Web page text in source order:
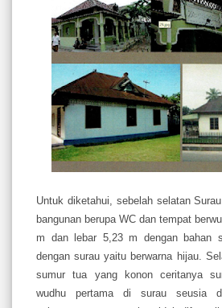
Untuk diketahui, sebelah selatan
bangunan berupa WC dan tempat
m dan lebar 5,23 m dengan bahan
dengan surau yaitu berwarna hijau.
sumur tua yang konon ceritanya
wudhu pertama di surau seusia